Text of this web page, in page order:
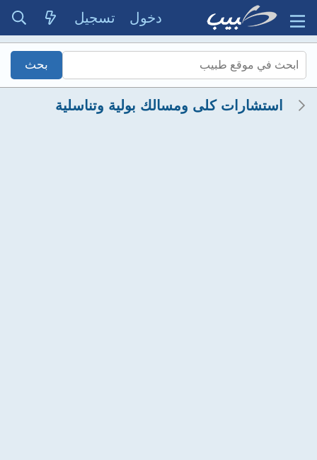
دخول تسجيل
استشارات كلى ومسالك بولية وتناسلية